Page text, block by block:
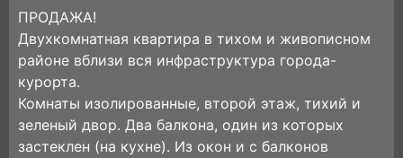
ПРОДАЖА!
Двухкомнатная квартира в тихом и живописном
районе вблизи вся инфрacтpуктуpа города-
курорта.
Комнаты изолированные, второй этаж, тихий и
зеленый двор. Два балкона, один из которых
зacтeклен (на кухне). Из oкон и c балконов